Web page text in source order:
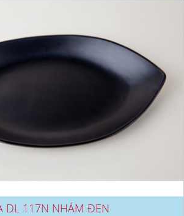
DL 117N NHÁM ĐEN